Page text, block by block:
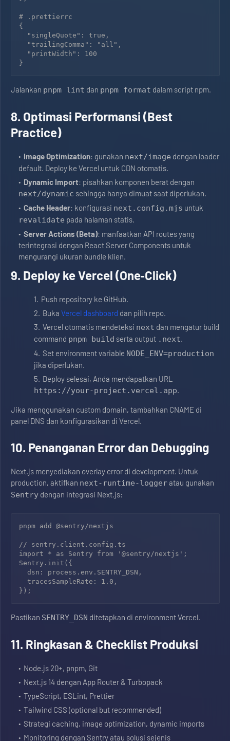
# .prettierrc
{
Jalankan pnpm lint dan pnpm format dalam script npm.
8. Optimasi Performansi (Best
Practice)
Image Optimization: gunakan next/image dengan loader
default. Deploy ke Vercel untuk CDN otomatis.
Dynamic Import: pisahkan komponen berat dengan
next/dynamic sehingga hanya dimuat saat diperlukan.
Cache Header: konfigurasi next.config.mjs untuk
revalidate pada halaman statis.
Server Actions (Beta): manfaatkan API routes yang
terintegrasi dengan React Server Components untuk
mengurangi ukuran bundle klien.
9. Deploy ke Vercel (One‑Click)
Push repository ke GitHub.
Buka Vercel dashboard dan pilih repo.
Vercel otomatis mendeteksi next dan mengatur build
command pnpm build serta output .next.
Set environment variable NODE_ENV=production
jika diperlukan.
Deploy selesai, Anda mendapatkan URL
https://your-project.vercel.app.
Jika menggunakan custom domain, tambahkan CNAME di
panel DNS dan konfigurasikan di Vercel.
10. Penanganan Error dan Debugging
Next.js menyediakan overlay error di development. Untuk
production, aktifkan next-runtime-loggeratau gunakan
Sentry dengan integrasi Next.js:
pnpm add @sentry/nextjs
// sentry.client.config.ts
import * as Sentry from '@sentry/nextjs';
Sentry.init({
Pastikan SENTRY_DSN ditetapkan di environment Vercel.
11. Ringkasan & Checklist Produksi
Node.js 20+, pnpm, Git
Next.js 14 dengan App Router & Turbopack
TypeScript, ESLint, Prettier
Tailwind CSS (optional but recommended)
Strategi caching, image optimization, dynamic imports
Monitoring dengan Sentry atau solusi sejenis